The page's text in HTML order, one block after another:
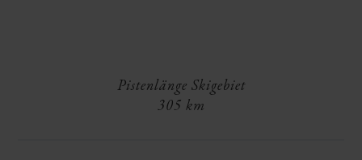
Pistenlänge Skigebiet
305 km